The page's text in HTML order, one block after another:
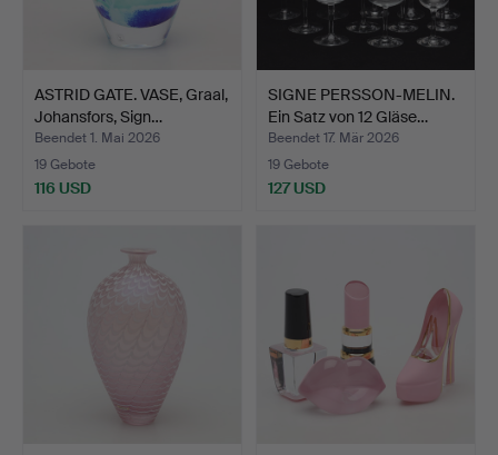
ASTRID GATE. VASE, Graal,
Johansfors, Sign…
Beendet 1. Mai 2026
19 Gebote
116 USD
SIGNE PERSSON-MELIN.
Ein Satz von 12 Gläse…
Beendet 17. Mär 2026
19 Gebote
127 USD